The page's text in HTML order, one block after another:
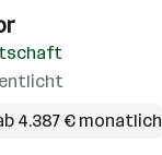
4.387 € monatlich